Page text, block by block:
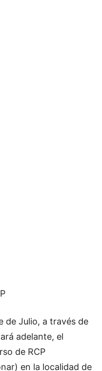
de Julio, a través de
adelante, el
de RCP
en la localidad de